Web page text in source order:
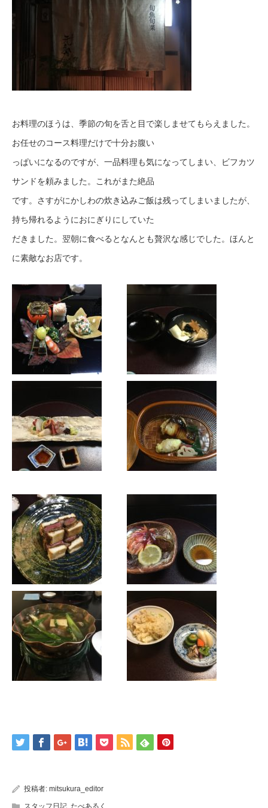
お料理のほうは、季節の旬を舌と目で楽しませてもらえました。
お任せのコース料理だけで十分お腹い
っぱいになるのですが、一品料理も気になってしまい、ビフカツ
サンドを頼みました。これがまた絶品
です。さすがにかしわの炊き込みご飯は残ってしまいましたが、
持ち帰れるようにおにぎりにしていた
だきました。翌朝に食べるとなんとも贅沢な感じでした。ほんと
に素敵なお店です。
投稿者: mitsukura_editor
スタッフ日記 たべあるく